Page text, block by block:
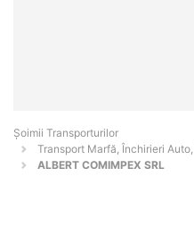
Șoimii Transporturilor
Transport Marfă, Închirieri
ALBERT COMIMPEX SRL